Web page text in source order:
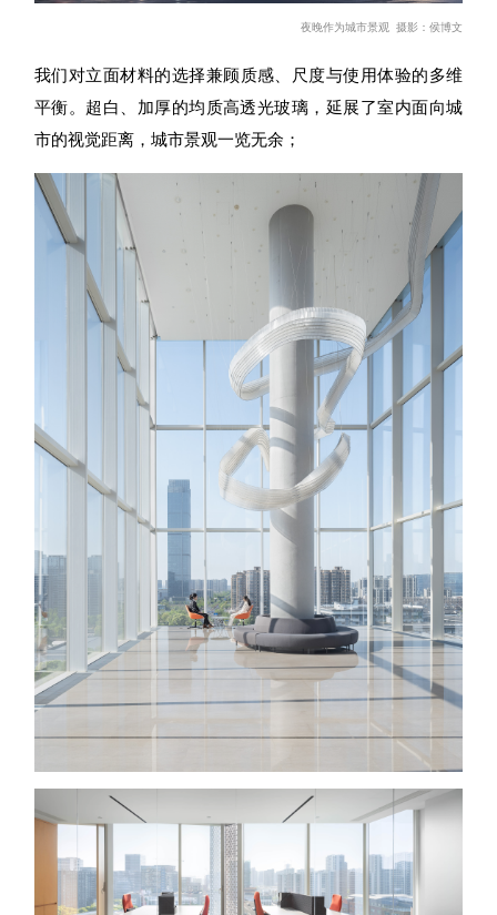
夜晚作为城市景观 摄影：侯博文
我们对立面材料的选择兼顾质感、尺度与使用体验的多维
平衡。超白、加厚的均质高透光玻璃，延展了室内面向城
市的视觉距离，城市景观一览无余；